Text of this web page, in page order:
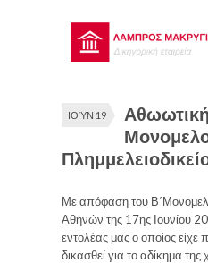
ΙΟΎΝ 19
Με απόφαση του
Αθηνών της 17ης Ιουνίου
εντολέας μας ο οποίος είχε
δικασθεί για το αδίκημα